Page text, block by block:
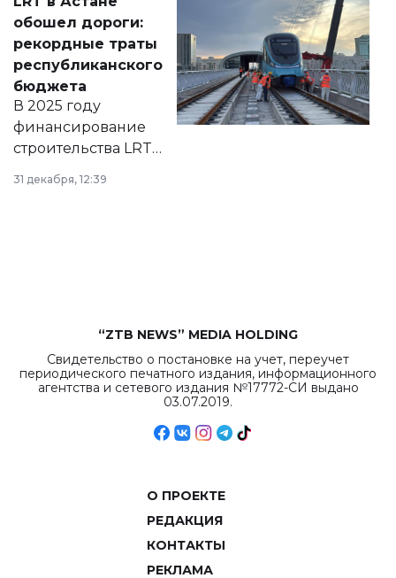
документ
появился в базе
нормативных
правовых актов и
на сайте маслихат
города.
обошел дороги:
рекордные траты
республиканского
бюджета
В 2025 году
финансирование
строительства LRT
в Астане из
республиканского
31 декабря, 12:39
“ZTB NEWS” MEDIA HOLDING
Свидетельство о постановке на учет, переучет
периодического печатного издания, информационного
агентства и сетевого издания №17772-СИ выдано
03.07.2019.
О ПРОЕКТЕ
РЕДАКЦИЯ
КОНТАКТЫ
РЕКЛАМА